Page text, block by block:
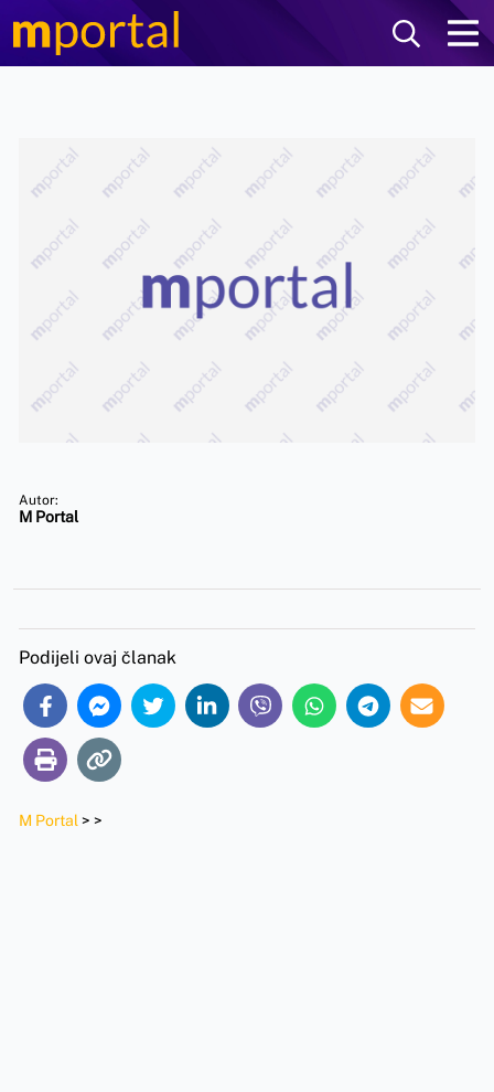
Autor:
M Portal
Podijeli ovaj članak
M Portal > >